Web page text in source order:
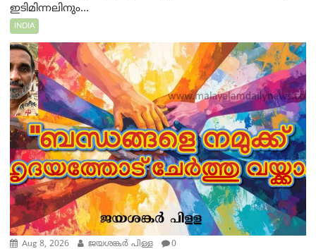
ഇടിമിന്നലിനും...
INDIA
Aug 8, 2026 ജയശങ്കര്‍ പിള്ള 0